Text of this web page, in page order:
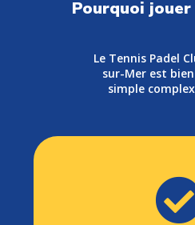
Pourquoi jouer
Le Tennis Padel
sur-Mer est bien
simple